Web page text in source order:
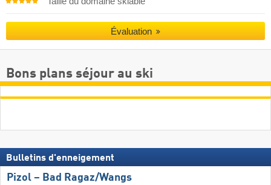
Évaluation
Bons plans séjour au ski
Bulletins d'enneigement
Pizol – Bad Ragaz/​Wangs